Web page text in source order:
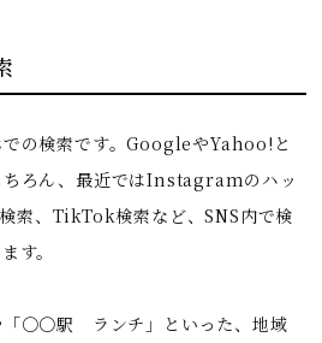
の検索です。GoogleやYahoo!と
ちろん、最近ではInstagramのハッ
索、TikTok検索など、SNS内で検
す。
〇〇駅 ランチ」といった、地域